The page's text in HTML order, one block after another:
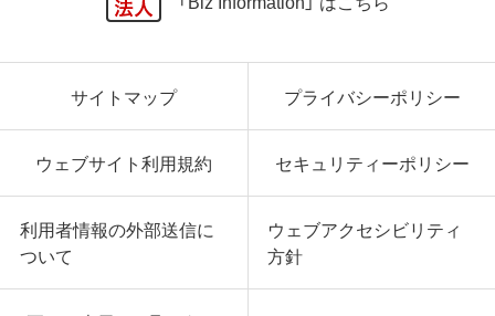
本契約の締結により、お客様は下記事項に同意するも
国輸出管理関連法規等に基づく輸出規制の対象とな
を遵守し、かかる法規の定めるところにより必要な手
お客様が現時点で外国為替及び外国貿易法および米
国輸出管理関連法規等により本ソフトウェアのダウ
ンロードについて規制を受けていない者であるこ
と。
サイトマップ プライバシーポリシー
ウェブサイト利用規約 セキュリティーポリシー
利用者情報の外部送信に
ついて
ウェブアクセシビリティ
方針